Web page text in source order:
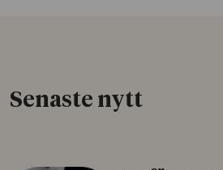
Senaste nytt